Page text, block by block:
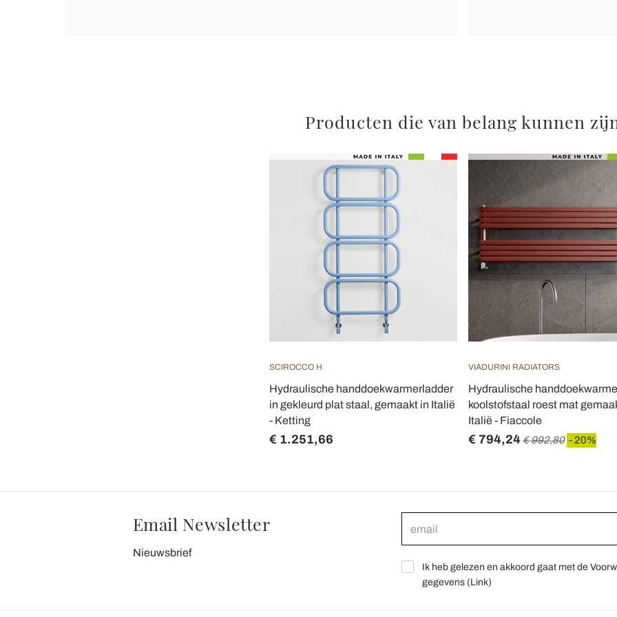
Producten die van belang kunnen
SCIROCCO H
Hydraulische handdoekwarmerladder
in gekleurd plat staal, gemaakt in Italië
- Ketting
€ 1.251,66
VIADURINI RADIATORS
Hydraulische
koolstofstaal roest mat
Italië - Fiaccole
€ 794,24€ 992,80 - 20%
Email Newsletter
Nieuwsbrief
Ik heb gelezen en akkoord gaat met de
gegevens (Link)